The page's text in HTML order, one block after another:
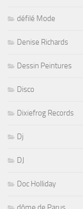
défilé Mode
Denise Richards
Dessin Peintures
Disco
Dixiefrog Records
Dj
DJ
Doc Holliday